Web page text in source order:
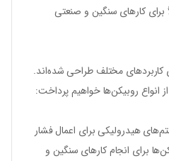
برای کارهای سنگین و صنعتی
کاربردهای مختلف طراحی شده‌اند.
روبیکن‌ها خواهیم پرداخت:
هیدرولیکی برای اعمال فشار
برای انجام کارهای سنگین و